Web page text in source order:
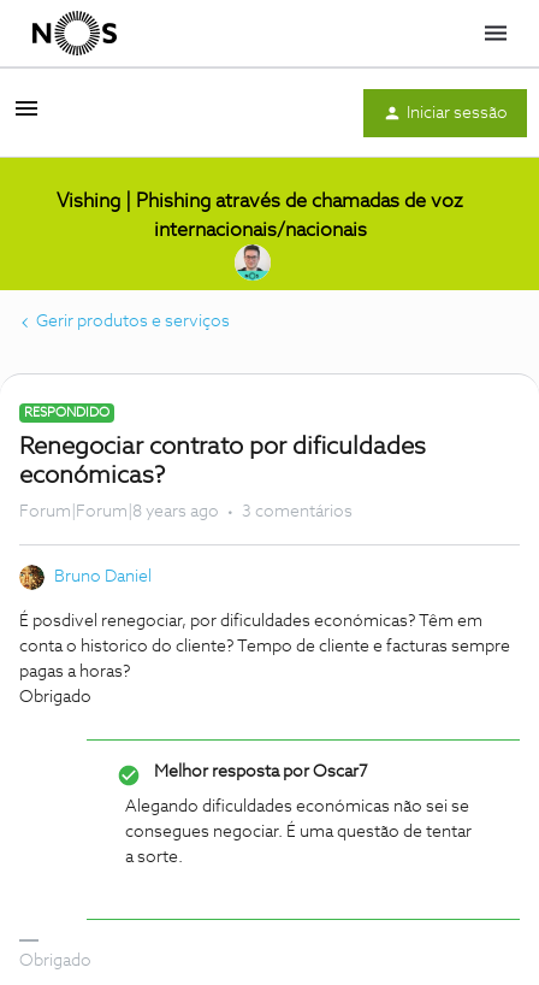
Menu
Iniciar sessão
Vishing | Phishing através de chamadas de voz
internacionais/nacionais
Gerir produtos e serviços
RESPONDIDO
Renegociar contrato por dificuldades
económicas?
Forum|Forum|8 years ago 3 comentários
Bruno Daniel
É posdivel renegociar, por dificuldades económicas? Têm em
conta o historico do cliente? Tempo de cliente e facturas sempre
pagas a horas?
Obrigado
Melhor resposta porOscar7
Alegando dificuldades económicas não sei se
consegues negociar. É uma questão de tentar
a sorte.
Obrigado